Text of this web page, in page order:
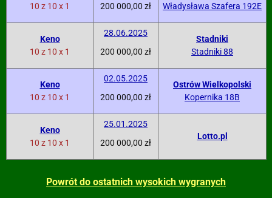
10 z 10 x 1
200 000,00 zł
Władysława Szafera 192E
Keno
10 z 10 x 1
28.06.2025
200 000,00 zł
Stadniki
Stadniki 88
Keno
10 z 10 x 1
02.05.2025
200 000,00 zł
Ostrów Wielkopolski
Kopernika 18B
Keno
10 z 10 x 1
25.01.2025
200 000,00 zł
Lotto.pl
Powrót do ostatnich wysokich wygranych